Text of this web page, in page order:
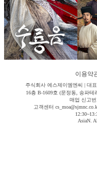
이용약
주식회사 에스제이엠엔씨 | 대
16층 B-1609호 (문정동, 송파
매업 신고번
고객센터
AsiaN.